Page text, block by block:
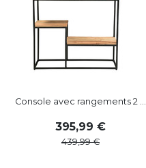
Console avec rangements 2 ...
395,99
439,99